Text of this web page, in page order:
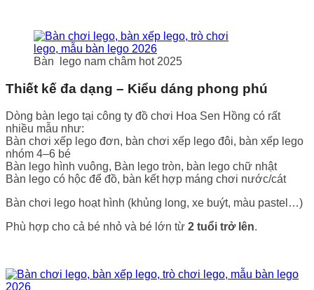
Bàn lego nam châm hot 2025
Thiết kế đa dạng – Kiểu dáng phong phú
Dòng bàn lego tại công ty đồ chơi Hoa Sen Hồng có rất
nhiều mẫu như:
Bàn chơi xếp lego đơn, bàn chơi xếp lego đôi, bàn xếp lego
nhóm 4–6 bé
Bàn lego hình vuông, Bàn lego tròn, bàn lego chữ nhật
Bàn lego có hộc để đồ, bàn kết hợp máng chơi nước/cát
Bàn chơi lego hoạt hình (khủng long, xe buýt, màu pastel…)
Phù hợp cho cả bé nhỏ và bé lớn từ 2 tuổi trở lên.